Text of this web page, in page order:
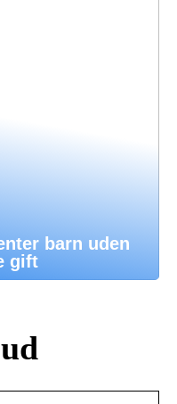
barn uden
gift